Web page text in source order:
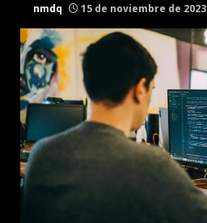
nmdq 15 de noviembre de 2023